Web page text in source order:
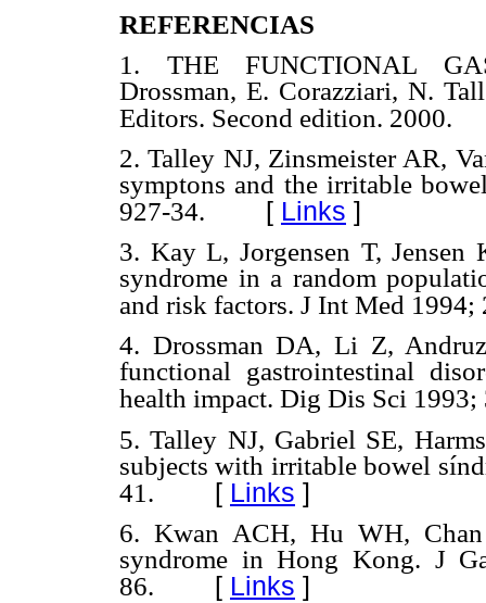
REFERENCIAS
1. THE FUNCTIONAL
Drossman, E. Corazziari, N.
Editors. Second edition. 2000.
2. Talley NJ, Zinsmeister AR,
symptons and the irritable
927-34. [ Links ]
3. Kay L, Jorgensen T,
syndrome in a random
and risk factors. J Int Med 1994;
4. Drossman DA, Li Z,
functional gastrointestinal
health impact. Dig Dis Sci 1993;
5. Talley NJ, Gabriel SE,
subjects with irritable bowel
41. [ Links ]
6. Kwan ACH, Hu WH,
syndrome in Hong Kong. J
86. [ Links ]